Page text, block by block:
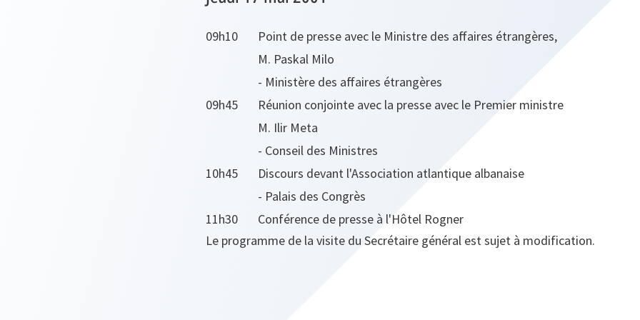
09h10
Point de presse avec le Ministre des affaires étrangères,
M. Paskal Milo
- Ministère des affaires étrangères
09h45
Réunion conjointe avec la presse avec le Premier ministre
M. Ilir Meta
- Conseil des Ministres
10h45
Discours devant l'Association atlantique albanaise
- Palais des Congrès
11h30
Conférence de presse à l'Hôtel Rogner
Le programme de la visite du Secrétaire général est sujet à modification.